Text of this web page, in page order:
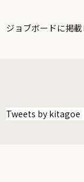
ジョブボードに掲
Tweets by kitagoe